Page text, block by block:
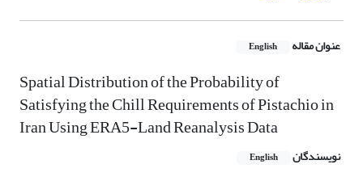
عنوان مقاله English
Spatial Distribution of the Probability of
Satisfying the Chill Requirements of Pistachio in
Iran Using ERA5-Land Reanalysis Data
نویسندگان English